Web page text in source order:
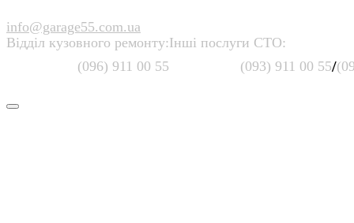
info@garage55.com.ua
Відділ кузовного ремонту:
(096) 911 00 55
Інші послуги СТО:
(093) 911 00 55/